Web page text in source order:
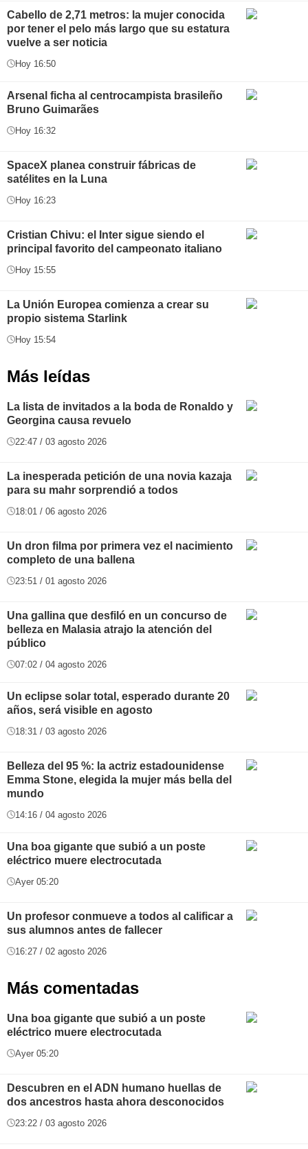
Cabello de 2,71 metros: la mujer conocida
por tener el pelo más largo que su estatura
vuelve a ser noticia
Hoy 16:50
Arsenal ficha al centrocampista brasileño
Bruno Guimarães
Hoy 16:32
SpaceX planea construir fábricas de
satélites en la Luna
Hoy 16:23
Cristian Chivu: el Inter sigue siendo el
principal favorito del campeonato italiano
Hoy 15:55
La Unión Europea comienza a crear su
propio sistema Starlink
Hoy 15:54
Más leídas
La lista de invitados a la boda de Ronaldo y
Georgina causa revuelo
22:47 / 03 agosto 2026
La inesperada petición de una novia kazaja
para su mahr sorprendió a todos
18:01 / 06 agosto 2026
Un dron filma por primera vez el nacimiento
completo de una ballena
23:51 / 01 agosto 2026
Una gallina que desfiló en un concurso de
belleza en Malasia atrajo la atención del
público
07:02 / 04 agosto 2026
Un eclipse solar total, esperado durante 20
años, será visible en agosto
18:31 / 03 agosto 2026
Belleza del 95 %: la actriz estadounidense
Emma Stone, elegida la mujer más bella del
mundo
14:16 / 04 agosto 2026
Una boa gigante que subió a un poste
eléctrico muere electrocutada
Ayer 05:20
Un profesor conmueve a todos al calificar a
sus alumnos antes de fallecer
16:27 / 02 agosto 2026
Más comentadas
Una boa gigante que subió a un poste
eléctrico muere electrocutada
Ayer 05:20
Descubren en el ADN humano huellas de
dos ancestros hasta ahora desconocidos
23:22 / 03 agosto 2026